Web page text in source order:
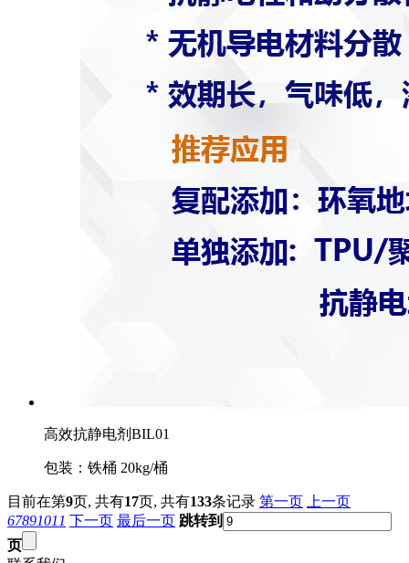
高效抗静电剂BIL01
包装：铁桶 20kg/桶
目前在第9页, 共有17页, 共有133条记录 第一页
上一页
67891011 下一页 最后一页 跳转到
页